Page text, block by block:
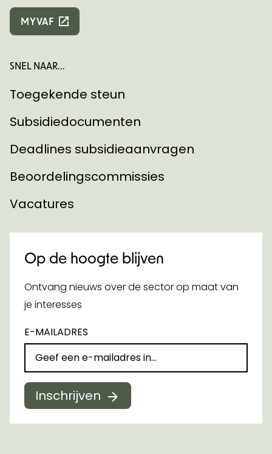
MYVAF
SNEL NAAR...
Toegekende steun
Subsidiedocumenten
Deadlines subsidieaanvragen
Beoordelingscommissies
Vacatures
Op de hoogte blijven
Ontvang nieuws over de sector op maat van
je interesses
E-MAILADRES
Inschrijven